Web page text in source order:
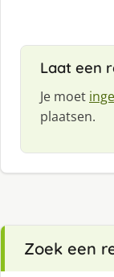
Laat een
Je moet
plaatsen.
Zoek een